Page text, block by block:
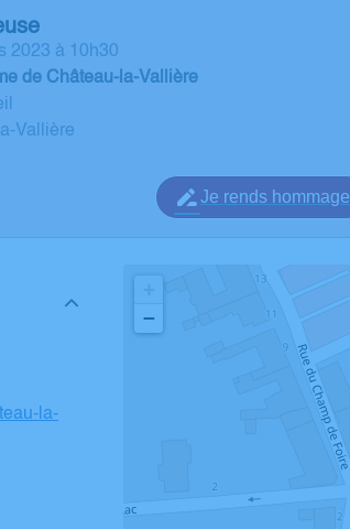
2023 à 10h30
de Château-la-Vallière
Vallière
Je rends hommage
la-
−